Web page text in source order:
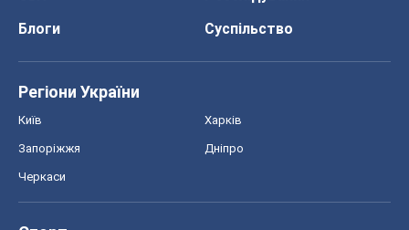
Блоги
Суспільство
Регіони України
Київ Харків
Запоріжжя Дніпро
Черкаси